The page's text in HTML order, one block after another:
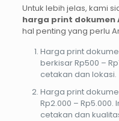
Untuk lebih jelas, kami
harga print dokumen
hal penting yang perlu
Harga print
berkisar Rp500 –
cetakan dan lokasi.
Harga print
Rp2.000 –
cetakan dan